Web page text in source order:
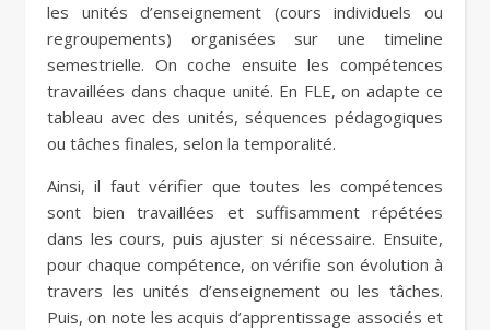
les unités d’enseignement (cours individuels ou
regroupements) organisées sur une timeline
semestrielle. On coche ensuite les compétences
travaillées dans chaque unité. En FLE, on adapte ce
tableau avec des unités, séquences pédagogiques
ou tâches finales, selon la temporalité.
Ainsi, il faut vérifier que toutes les compétences
sont bien travaillées et suffisamment répétées
dans les cours, puis ajuster si nécessaire. Ensuite,
pour chaque compétence, on vérifie son évolution à
travers les unités d’enseignement ou les tâches.
Puis, on note les acquis d’apprentissage associés et